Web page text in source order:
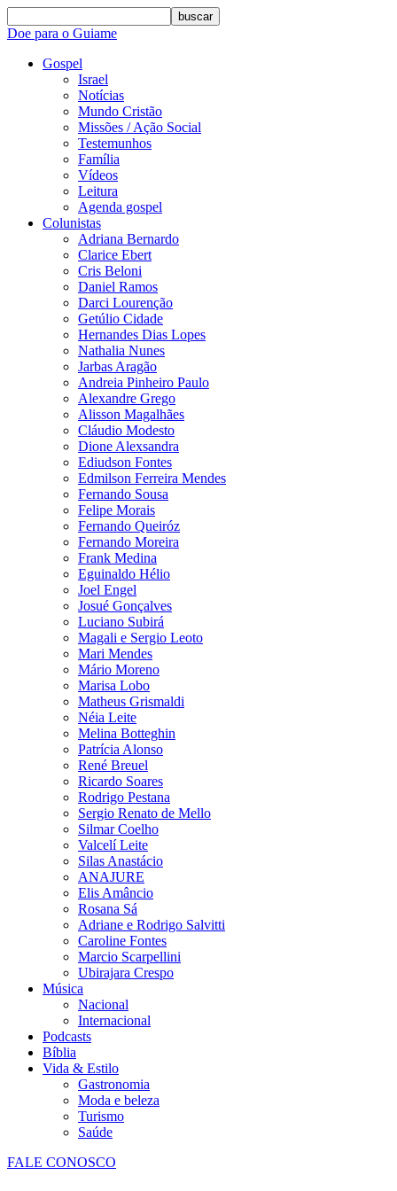
buscar
Doe para o Guiame
Gospel
Israel
Notícias
Mundo Cristão
Missões / Ação Social
Testemunhos
Família
Vídeos
Leitura
Agenda gospel
Colunistas
Adriana Bernardo
Clarice Ebert
Cris Beloni
Daniel Ramos
Darci Lourenção
Getúlio Cidade
Hernandes Dias Lopes
Nathalia Nunes
Jarbas Aragão
Andreia Pinheiro Paulo
Alexandre Grego
Alisson Magalhães
Cláudio Modesto
Dione Alexsandra
Ediudson Fontes
Edmilson Ferreira Mendes
Fernando Sousa
Felipe Morais
Fernando Queiróz
Fernando Moreira
Frank Medina
Eguinaldo Hélio
Joel Engel
Josué Gonçalves
Luciano Subirá
Magali e Sergio Leoto
Mari Mendes
Mário Moreno
Marisa Lobo
Matheus Grismaldi
Néia Leite
Melina Botteghin
Patrícia Alonso
René Breuel
Ricardo Soares
Rodrigo Pestana
Sergio Renato de Mello
Silmar Coelho
Valcelí Leite
Silas Anastácio
ANAJURE
Elis Amâncio
Rosana Sá
Adriane e Rodrigo Salvitti
Caroline Fontes
Marcio Scarpellini
Ubirajara Crespo
Música
Nacional
Internacional
Podcasts
Bíblia
Vida & Estilo
Gastronomia
Moda e beleza
Turismo
Saúde
FALE CONOSCO